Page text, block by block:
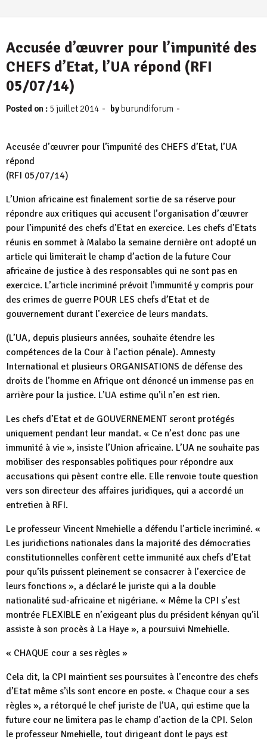
Accusée d’œuvrer pour l’impunité des
CHEFS d’Etat, l’UA répond (RFI
05/07/14)
Posted on : 5 juillet 2014 - by burundiforum -
Accusée d’œuvrer pour l’impunité des CHEFS d’Etat, l’UA
répond
(RFI 05/07/14)
L’Union africaine est finalement sortie de sa réserve pour
répondre aux critiques qui accusent l’organisation d’œuvrer
pour l’impunité des chefs d’Etat en exercice. Les chefs d’Etats
réunis en sommet à Malabo la semaine dernière ont adopté un
article qui limiterait le champ d’action de la future Cour
africaine de justice à des responsables qui ne sont pas en
exercice. L’article incriminé prévoit l’immunité y compris pour
des crimes de guerre POUR LES chefs d’Etat et de
gouvernement durant l’exercice de leurs mandats.
(L’UA, depuis plusieurs années, souhaite étendre les
compétences de la Cour à l’action pénale). Amnesty
International et plusieurs ORGANISATIONS de défense des
droits de l’homme en Afrique ont dénoncé un immense pas en
arrière pour la justice. L’UA estime qu’il n’en est rien.
Les chefs d’Etat et de GOUVERNEMENT seront protégés
uniquement pendant leur mandat. « Ce n’est donc pas une
immunité à vie », insiste l’Union africaine. L’UA ne souhaite pas
mobiliser des responsables politiques pour répondre aux
accusations qui pèsent contre elle. Elle renvoie toute question
vers son directeur des affaires juridiques, qui a accordé un
entretien à RFI.
Le professeur Vincent Nmehielle a défendu l’article incriminé. «
Les juridictions nationales dans la majorité des démocraties
constitutionnelles confèrent cette immunité aux chefs d’Etat
pour qu’ils puissent pleinement se consacrer à l’exercice de
leurs fonctions », a déclaré le juriste qui a la double
nationalité sud-africaine et nigériane. « Même la CPI s’est
montrée FLEXIBLE en n’exigeant plus du président kényan qu’il
assiste à son procès à La Haye », a poursuivi Nmehielle.
« CHAQUE cour a ses règles »
Cela dit, la CPI maintient ses poursuites à l’encontre des chefs
d’Etat même s’ils sont encore en poste. « Chaque cour a ses
règles », a rétorqué le chef juriste de l’UA, qui estime que la
future cour ne limitera pas le champ d’action de la CPI. Selon
le professeur Nmehielle, tout dirigeant dont le pays est